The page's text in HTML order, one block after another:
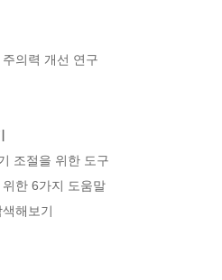
의력 개선 연구
조절을 위한 도구
한 6가지 도움말
해보기